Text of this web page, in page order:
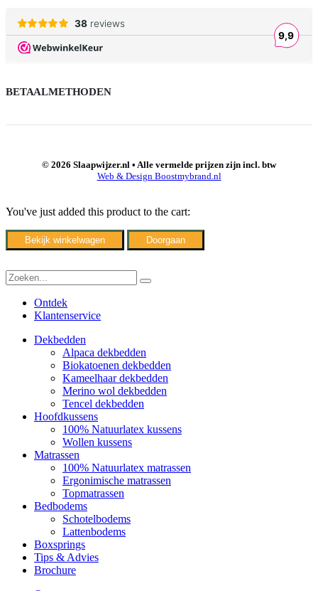
BETAALMETHODEN
© 2026 Slaapwijzer.nl • Alle vermelde prijzen zijn incl. btw
Web & Design Boostmybrand.nl
You've just added this product to the cart:
Bekijk winkelwagen Doorgaan
Ontdek
Klantenservice
Dekbedden
Alpaca dekbedden
Biokatoenen dekbedden
Kameelhaar dekbedden
Merino wol dekbedden
Tencel dekbedden
Hoofdkussens
100% Natuurlatex kussens
Wollen kussens
Matrassen
100% Natuurlatex matrassen
Ergonimische matrassen
Topmatrassen
Bedbodems
Schotelbodems
Lattenbodems
Boxsprings
Tips & Advies
Brochure